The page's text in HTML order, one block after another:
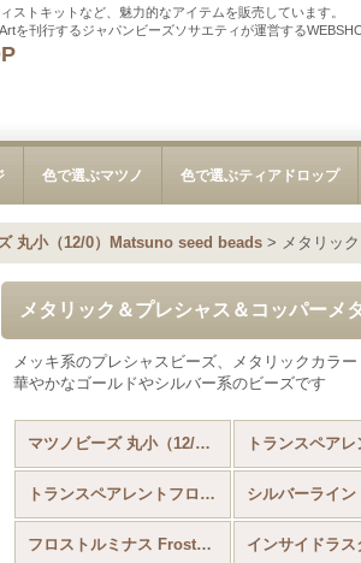
ストキットなど、魅力的なアイテムを販売しています。
を刊行するジャパンビーズソサエティが運営する
色で選ぶマツノ 色で選ぶティアドロップ
丸小（12/0）Matsuno seed beads > メタリッ
メタリック＆プレシャス＆コッパー
メッキ系のプレシャスビーズ、メタリックカラー
華やかなゴールドやシルバー系のビーズです
マツノビーズ 丸小（12/0）Matsuno seed beads (全商品)
トランスペアレントフロストAB Frosted AB Colors
フロストルミナス Frosted Luminous